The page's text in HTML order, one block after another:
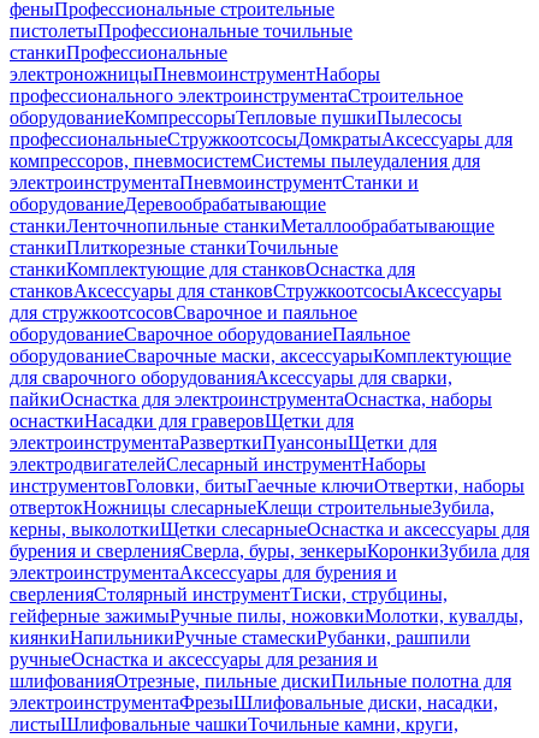
феныПрофессиональные строительные
пистолетыПрофессиональные точильные
станкиПрофессиональные
электроножницыПневмоинструментНаборы
профессионального электроинструментаСтроительное
оборудованиеКомпрессорыТепловые пушкиПылесосы
профессиональныеСтружкоотсосыДомкратыАксессуары для
компрессоров, пневмосистемСистемы пылеудаления для
электроинструментаПневмоинструментСтанки и
оборудованиеДеревообрабатывающие
станкиЛенточнопильные станкиМеталлообрабатывающие
станкиПлиткорезные станкиТочильные
станкиКомплектующие для станковОснастка для
станковАксессуары для станковСтружкоотсосыАксессуары
для стружкоотсосовСварочное и паяльное
оборудованиеСварочное оборудованиеПаяльное
оборудованиеСварочные маски, аксессуарыКомплектующие
для сварочного оборудованияАксессуары для сварки,
пайкиОснастка для электроинструментаОснастка, наборы
оснасткиНасадки для граверовЩетки для
электроинструментаРазверткиПуансоныЩетки для
электродвигателейСлесарный инструментНаборы
инструментовГоловки, битыГаечные ключиОтвертки, наборы
отвертокНожницы слесарныеКлещи строительныеЗубила,
керны, выколоткиЩетки слесарныеОснастка и аксессуары для
бурения и сверленияСверла, буры, зенкерыКоронкиЗубила для
электроинструментаАксессуары для бурения и
сверленияСтолярный инструментТиски, струбцины,
гейферные зажимыРучные пилы, ножовкиМолотки, кувалды,
киянкиНапильникиРучные стамескиРубанки, рашпили
ручныеОснастка и аксессуары для резания и
шлифованияОтрезные, пильные дискиПильные полотна для
электроинструментаФрезыШлифовальные диски, насадки,
листыШлифовальные чашкиТочильные камни, круги,